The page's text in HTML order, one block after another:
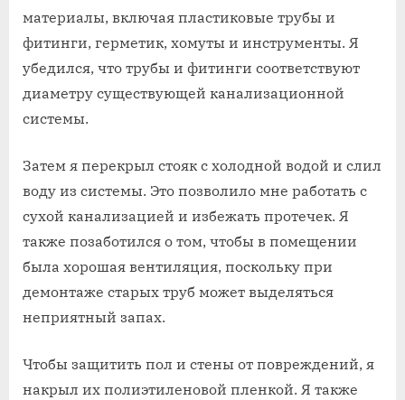
материалы‚ включая пластиковые трубы и
фитинги‚ герметик‚ хомуты и инструменты. Я
убедился‚ что трубы и фитинги соответствуют
диаметру существующей канализационной
системы.
Затем я перекрыл стояк с холодной водой и слил
воду из системы. Это позволило мне работать с
сухой канализацией и избежать протечек. Я
также позаботился о том‚ чтобы в помещении
была хорошая вентиляция‚ поскольку при
демонтаже старых труб может выделяться
неприятный запах.
Чтобы защитить пол и стены от повреждений‚ я
накрыл их полиэтиленовой пленкой. Я также